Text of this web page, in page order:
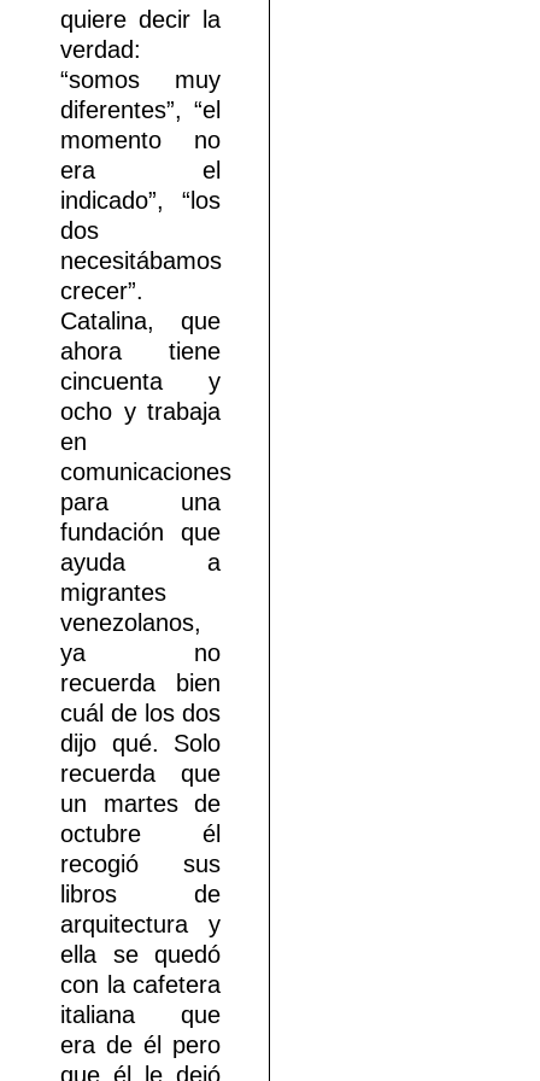
quiere decir la
verdad:
“somos muy
diferentes”, “el
momento no
era el
indicado”, “los
dos
necesitábamos
crecer”.
Catalina, que
ahora tiene
cincuenta y
ocho y trabaja
en
comunicaciones
para una
fundación que
ayuda a
migrantes
venezolanos,
ya no
recuerda bien
cuál de los dos
dijo qué. Solo
recuerda que
un martes de
octubre él
recogió sus
libros de
arquitectura y
ella se quedó
con la cafetera
italiana que
era de él pero
que él le dejó